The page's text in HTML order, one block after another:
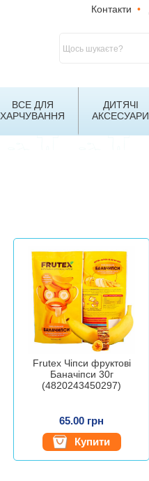
Контакти •
ВСЕ ДЛЯ
ХАРЧУВАННЯ
ДИТЯЧІ
АКСЕСУАРИ
Frutex Чіпси фруктові
Баначіпси 30г
(4820243450297)
65.00 грн
Купити